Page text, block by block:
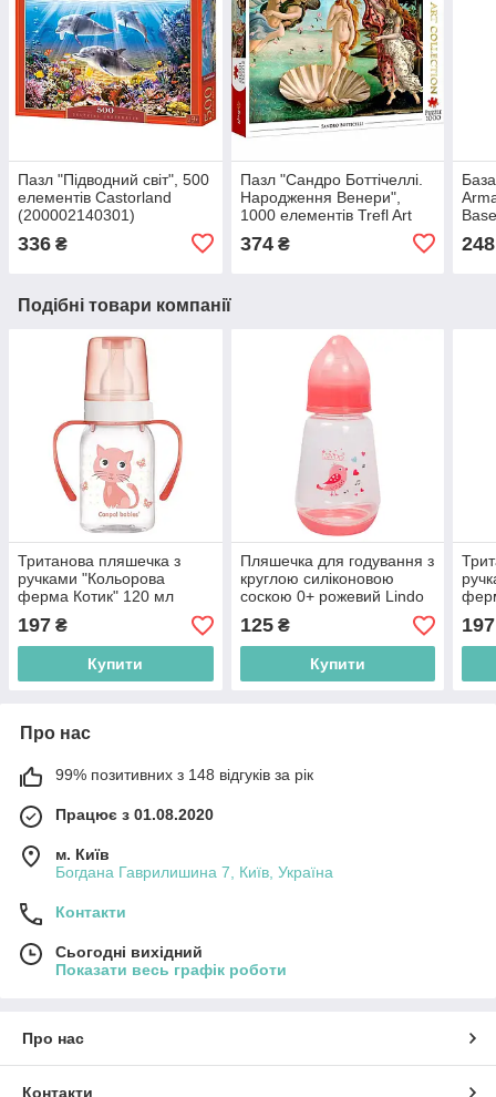
Пазл "Підводний світ", 500
елементів Castorland
(200002140301)
336 ₴
Пазл "Сандро Боттічеллі.
Народження Венери",
1000 елементів Trefl Art
(5900511105896)
374₴ 248
Подібні товари компанії
Тританова пляшечка з
ручками "Кольорова
ферма Котик" 120 мл
Canpol Babies BPA FREE
3+ (5903407118239)
197 ₴
Купити
Пляшечка для годування з
круглою силіконовою
соскою 0+ рожевий Lindo
150 мл (8850216001153)
125₴
Купити
3+
197
Про нас
99% позитивних з 148 відгуків за рік
Працює з 01.08.2020
м. Київ
Богдана Гаврилишина 7, Київ, Україна
Контакти
Сьогодні вихідний
Показати весь графік роботи
Про нас
Контакти